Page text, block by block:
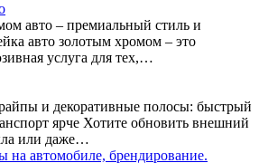
авто – премиальный стиль и
авто золотым хромом – это
услуга для тех,…
и декоративные полосы: быстрый
ярче Хотите обновить внешний
или даже…